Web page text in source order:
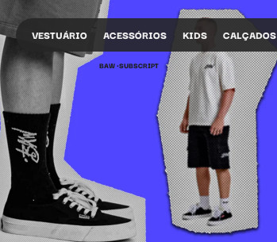
VESTUÁRIO ACESSÓRIOS KIDS CALÇADOS
Baw Clothing | Subscript
BAW •SUBSCRIPT